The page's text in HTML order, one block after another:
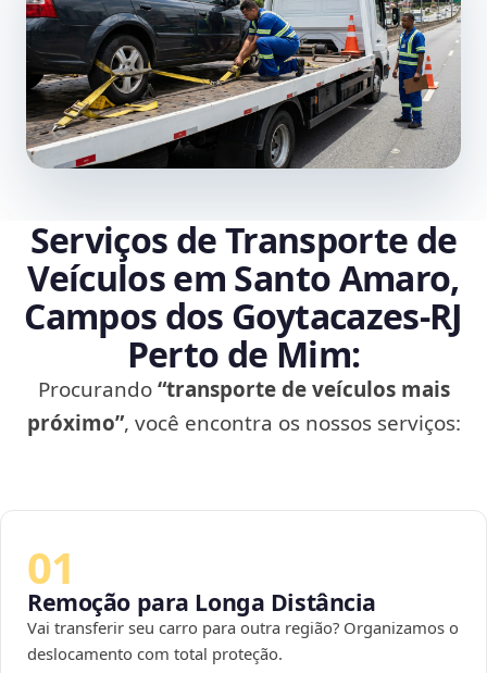
Serviços de Transporte de
Veículos em Santo Amaro,
Campos dos Goytacazes‑RJ
Perto de Mim:
Procurando“transporte de veículos mais
próximo”, você encontra os nossos serviços:
01
Remoção para Longa Distância
Vai transferir seu carro para outra região? Organizamos o
deslocamento com total proteção.